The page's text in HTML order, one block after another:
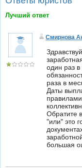
Лучший ответ
Смирнова
один раз
раза в
Даты
Обратите
"или" это
большая